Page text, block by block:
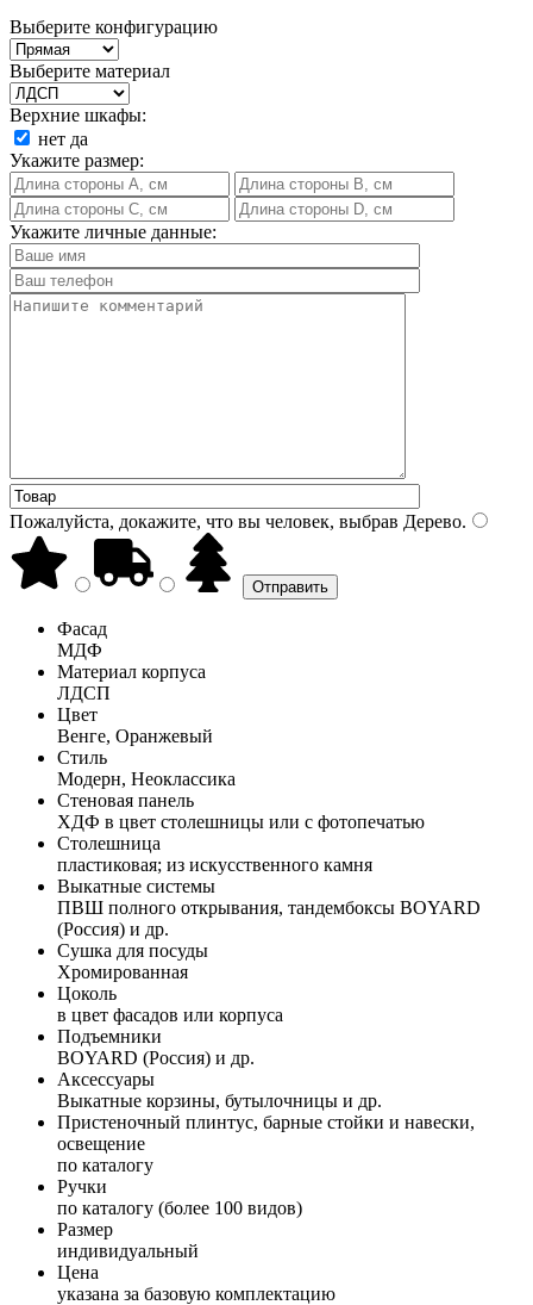
Выберите конфигурацию
Выберите материал
Верхние шкафы:
нет да
Укажите размер:
Укажите личные данные:
Пожалуйста, докажите, что вы человек, выбрав Дерево.
Фасад
МДФ
Материал корпуса
ЛДСП
Цвет
Венге, Оранжевый
Стиль
Модерн, Неоклассика
Стеновая панель
ХДФ в цвет столешницы или с фотопечатью
Столешница
пластиковая; из искусственного камня
Выкатные системы
ПВШ полного открывания, тандембоксы BOYARD
(Россия) и др.
Сушка для посуды
Хромированная
Цоколь
в цвет фасадов или корпуса
Подъемники
BOYARD (Россия) и др.
Аксессуары
Выкатные корзины, бутылочницы и др.
Пристеночный плинтус, барные стойки и навески,
освещение
по каталогу
Ручки
по каталогу (более 100 видов)
Размер
индивидуальный
Цена
указана за базовую комплектацию